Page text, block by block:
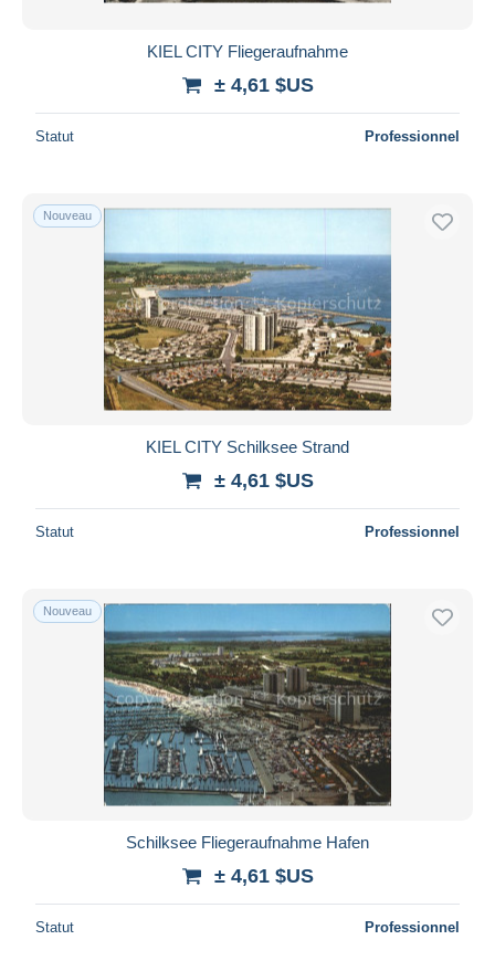
KIEL CITY Fliegeraufnahme
± 4,61 $US
Statut Professionnel
Nouveau
KIEL CITY Schilksee Strand
± 4,61 $US
Statut Professionnel
Nouveau
Schilksee Fliegeraufnahme Hafen
± 4,61 $US
Statut Professionnel